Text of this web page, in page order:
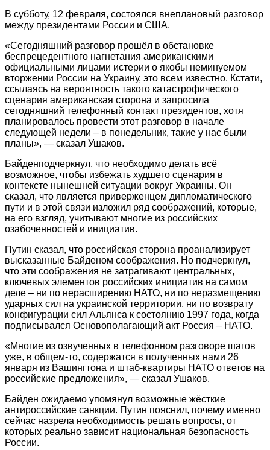
В субботу, 12 февраля, состоялся внеплановый разговор
между президентами России и США.
«Сегодняшний разговор прошёл в обстановке
беспрецедентного нагнетания американскими
официальными лицами истерии о якобы неминуемом
вторжении России на Украину, это всем известно. Кстати,
ссылаясь на вероятность такого катастрофического
сценария американская сторона и запросила
сегодняшний телефонный контакт президентов, хотя
планировалось провести этот разговор в начале
следующей недели – в понедельник, такие у нас были
планы», — сказал Ушаков.
Байденподчеркнул, что необходимо делать всё
возможное, чтобы избежать худшего сценария в
контексте нынешней ситуации вокруг Украины. Он
сказал, что является приверженцем дипломатического
пути и в этой связи изложил ряд соображений, которые,
на его взгляд, учитывают многие из российских
озабоченностей и инициатив.
Путин сказал, что российская сторона проанализирует
высказанные Байденом соображения. Но подчеркнул,
что эти соображения не затрагивают центральных,
ключевых элементов российских инициатив на самом
деле – ни по нерасширению НАТО, ни по неразмещению
ударных сил на украинской территории, ни по возврату
конфигурации сил Альянса к состоянию 1997 года, когда
подписывался Основополагающий акт Россия – НАТО.
«Многие из озвученных в телефонном разговоре шагов
уже, в общем-то, содержатся в полученных нами 26
января из Вашингтона и штаб-квартиры НАТО ответов на
российские предложения», — сказал Ушаков.
Байден ожидаемо упомянул возможные жёсткие
антироссийские санкции. Путин пояснил, почему именно
сейчас назрела необходимость решать вопросы, от
которых реально зависит национальная безопасность
России.